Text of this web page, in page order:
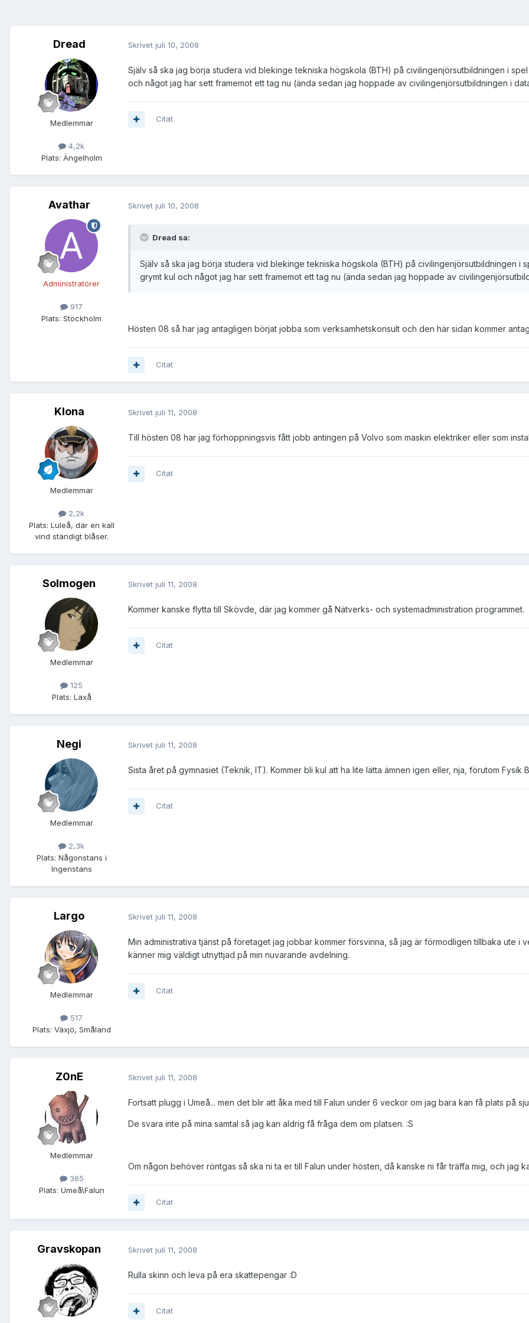
Dread
Medlemmar
4,2k
Plats: Ängelholm
Skrivet juli 10, 2008
Själv så ska jag börja studera vid blekinge tekniska högskola (BTH) på civilingenjörsutbildningen i
och något jag har sett framemot ett tag nu (ända sedan jag hoppade av civilingenjörsutbildningen i
Citat
Avathar
Administratörer
917
Plats: Stockholm
Skrivet juli 10, 2008
Dread sa:
Själv så ska jag börja studera vid blekinge tekniska högskola (BTH) på civilingenjörsutbildningen i
grymt kul och något jag har sett framemot ett tag nu (ända sedan jag hoppade av
Hösten 08 så har jag antagligen börjat jobba som verksamhetskonsult och den här sidan kommer
Citat
Klona
Medlemmar
2,2k
Plats: Luleå, där en kall
vind ständigt blåser.
Skrivet juli 11, 2008
Till hösten 08 har jag förhoppningsvis fått jobb antingen på Volvo som maskin elektriker eller som
Citat
Solmogen
Medlemmar
125
Plats: Laxå
Skrivet juli 11, 2008
Kommer kanske flytta till Skövde, där jag kommer gå Nätverks- och systemadministration programmet.
Citat
Negi
Medlemmar
2,3k
Plats: Någonstans i
Ingenstans
Skrivet juli 11, 2008
Sista året på gymnasiet (Teknik, IT). Kommer bli kul att ha lite lätta ämnen igen eller, nja, förutom Fysik
Citat
Largo
Medlemmar
517
Plats: Växjö, Småland
Skrivet juli 11, 2008
Min administrativa tjänst på företaget jag jobbar kommer försvinna, så jag är förmodligen tillbaka ute
känner mig väldigt utnyttjad på min nuvarande avdelning.
Citat
Z0nE
Medlemmar
365
Plats: Umeå\Falun
Skrivet juli 11, 2008
Fortsatt plugg i Umeå... men det blir att åka med till Falun under 6 veckor om jag bara kan få plats på
De svara inte på mina samtal så jag kan aldrig få fråga dem om platsen. :S
Om någon behöver röntgas så ska ni ta er till Falun under hösten, då kanske ni får träffa mig, och jag
Citat
Gravskopan Skrivet juli 11, 2008
Rulla skinn och leva på era skattepengar :D
Citat